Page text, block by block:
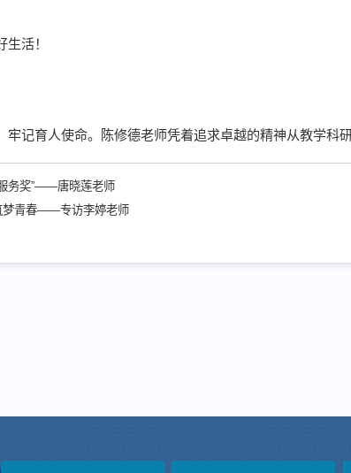
活！
牢记育人使命。陈修德老师凭着追求卓越的精神从教学科
务奖”——唐晓莲老师
梦青春——专访李婷老师